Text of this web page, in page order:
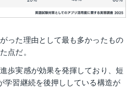
った理由として最も多かったもの
点だ。
歩実感が効果を発揮しており、短
学習継続を後押ししている構造が